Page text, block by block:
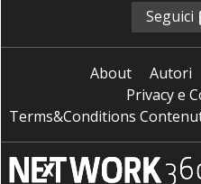
Seguici
About Autori
Privacy e
Terms&Conditions